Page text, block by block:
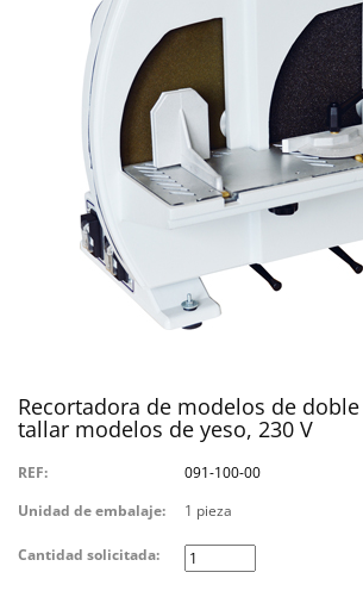
Recortadora de modelos de
tallar modelos de yeso, 230 V
REF:
091-100-00
Unidad de embalaje:
1 pieza
Cantidad solicitada: